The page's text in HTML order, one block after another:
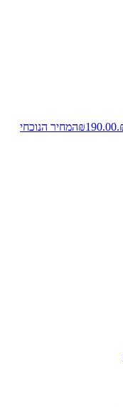
₪190.00
המחיר הנוכחי